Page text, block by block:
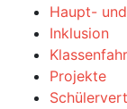
Haupt-
Inklusion
Projekte